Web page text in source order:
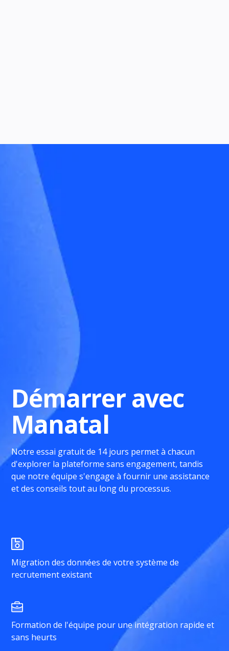
Démarrer avec
Manatal
Notre essai gratuit de 14 jours permet à chacun
d'explorer la plateforme sans engagement, tandis
que notre équipe s'engage à fournir une assistance
et des conseils tout au long du processus.
Migration des données de votre système de
recrutement existant
Formation de l'équipe pour une intégration rapide et
sans heurts